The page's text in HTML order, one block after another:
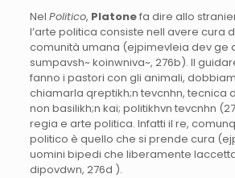
Nel Politico, Platonefa dire allo
l’arte politica consiste nell avere cura
comunità umana (ejpimevleia dev ge
sumpavsh~ koinwniva~, 276b). Il
fanno i pastori con gli animali,
chiamarla qreptikh;n tevcnhn, tecnica
non basilikh;n kai; politikhvn tevcnhn
regia e arte politica. Infatti il re,
politico è quello che si prende cura
uomini bipedi che liberamente
dipovdwn, 276d ).